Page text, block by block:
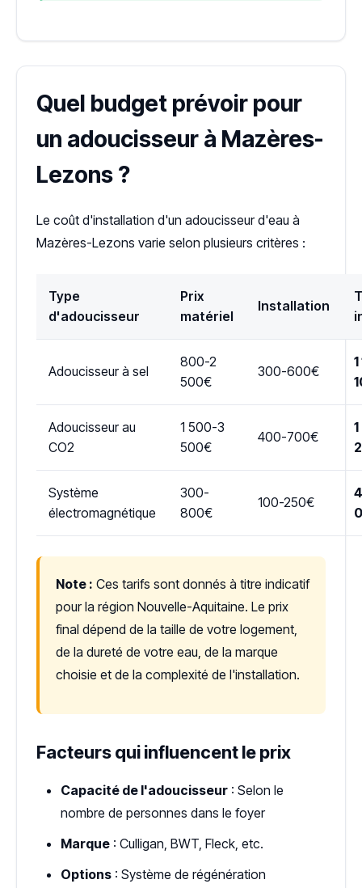
Quel budget prévoir pour
un adoucisseur à Mazères-
Lezons ?
Le coût d'installation d'un adoucisseur d'eau à
Mazères-Lezons varie selon plusieurs critères :
Type
d'adoucisseur
Prix
matériel
Installation
Adoucisseur à sel
800-2
500€
300-600€
Adoucisseur au
CO2
1 500-3
500€
400-700€
Système
électromagnétique
300-
800€
100-250€
Note : Ces tarifs sont donnés à titre indicatif
pour la région Nouvelle-Aquitaine. Le prix
final dépend de la taille de votre logement,
de la dureté de votre eau, de la marque
choisie et de la complexité de l'installation.
Facteurs qui influencent le prix
Capacité de l'adoucisseur : Selon le
nombre de personnes dans le foyer
Marque : Culligan, BWT, Fleck, etc.
Options : Système de régénération